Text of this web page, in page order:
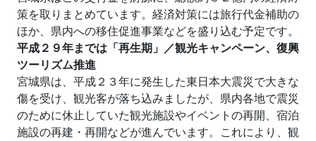
策を取りまとめています。経済対策には旅行代金補助の
ほか、県内への移住促進事業などを盛り込む予定です。
平成２９年までは「再生期」／観光キャンペーン、復興
ツーリズム推進
宮城県は、平成２３年に発生した東日本大震災で大きな
傷を受け、観光客が落ち込みましたが、県内各地で震災
のために休止していた観光施設やイベントの再開、宿泊
施設の再建・再開などが進んでいます。これにより、観